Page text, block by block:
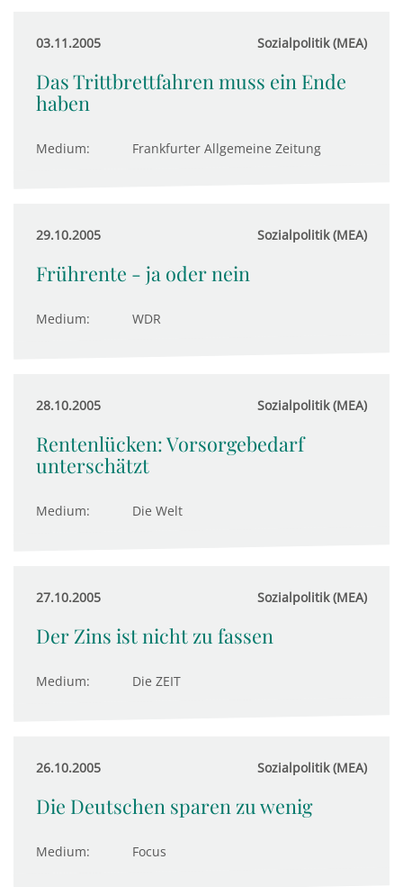
03.11.2005 Sozialpolitik (MEA)
Das Trittbrettfahren muss ein Ende
haben
Medium: Frankfurter Allgemeine Zeitung
29.10.2005 Sozialpolitik (MEA)
Frührente - ja oder nein
Medium: WDR
28.10.2005 Sozialpolitik (MEA)
Rentenlücken: Vorsorgebedarf
unterschätzt
Medium: Die Welt
27.10.2005 Sozialpolitik (MEA)
Der Zins ist nicht zu fassen
Medium: Die ZEIT
26.10.2005 Sozialpolitik (MEA)
Die Deutschen sparen zu wenig
Medium: Focus